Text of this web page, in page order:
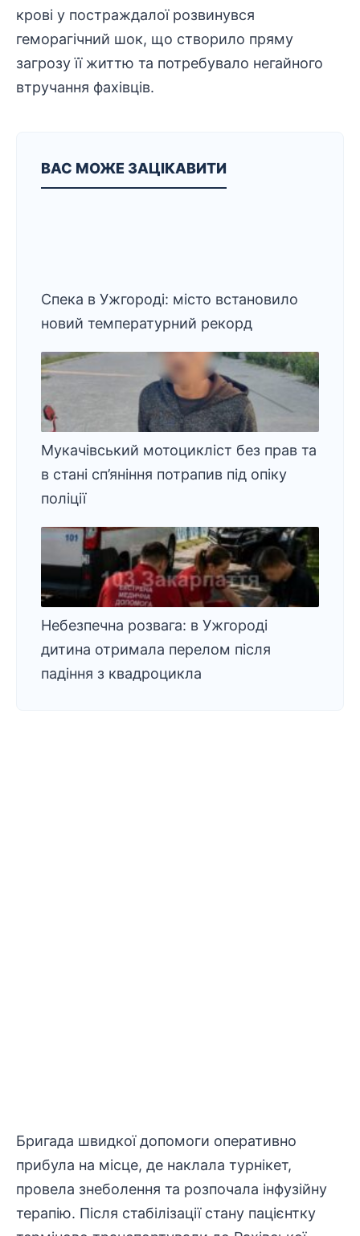
крові у постраждалоїрозвинувся
геморагічний шок, що створило пряму
загрозу її життю та потребувало негайного
втручання фахівців.
ВАС МОЖЕ ЗАЦІКАВИТИ
Спека в Ужгороді: місто встановило
новий температурний рекорд
Мукачівський мотоцикліст без прав та
в стані сп’яніння потрапив під опіку
поліції
Небезпечна розвага: в Ужгороді
дитина отримала перелом після
падіння з квадроцикла
Бригада швидкої допомоги оперативно
прибула на місце, де наклала турнікет,
провела знеболення та розпочала інфузійну
терапію. Після стабілізації стану пацієнтку